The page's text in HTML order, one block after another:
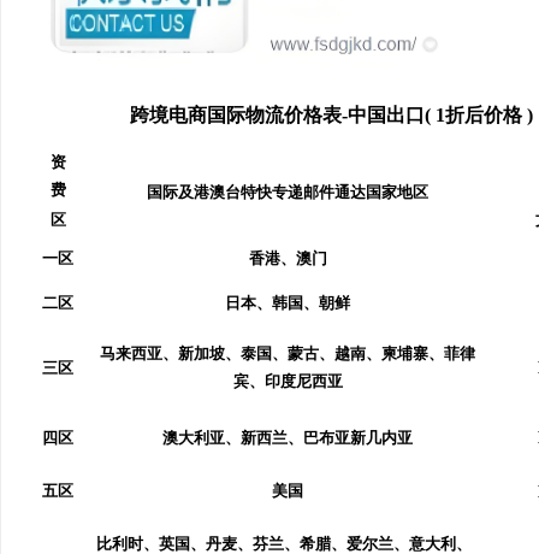
跨境电商国际物流价格表-中国出口( 1折后价格
资
国际及港澳台特快专递邮件通达国家地区
费
区
一区 香港、澳门
二区 日本、韩国、朝鲜
三区
马来西亚、新加坡、泰国、蒙古、越南、柬埔寨、菲律
宾、印度尼西亚
四区 澳大利亚、新西兰、巴布亚新几内亚
五区 美国
比利时、英国、丹麦、芬兰、希腊、爱尔兰、意大利、
买商标：严查资质，安全交割
球与无铅焊锡丝